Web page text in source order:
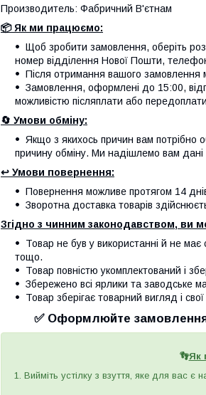
Производитель: Фабричний В'єтнам
📦 Як ми працюємо:
Щоб зробити замовлення, оберіть
номер відділення Нової Пошти,
Після отримання вашого замовлення
Замовлення, оформлені до 15:00,
можливістю післяплати або
🔄 Умови обміну:
Якщо з якихось причин вам потрібно
причину обміну. Ми надішлемо вам дані
↩️ Умови повернення:
Повернення можливе протягом 14
Зворотна доставка товарів
Згідно з чинним законодавством, ви
Товар не був у використанні й не має
тощо.
Товар повністю укомплектований і
Збережено всі ярлики та заводське
Товар зберігає товарний вигляд і свої
✅ Оформлюйте замовлення
👣Як
1. Вийміть устілку з взуття, яке для вас